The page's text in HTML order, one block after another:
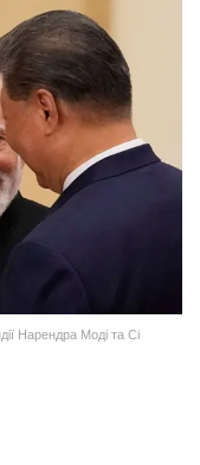
Нарендра Моді та Сі